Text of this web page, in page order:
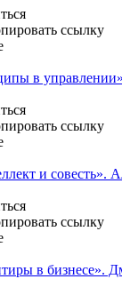
в
и совесть».
в бизнесе».